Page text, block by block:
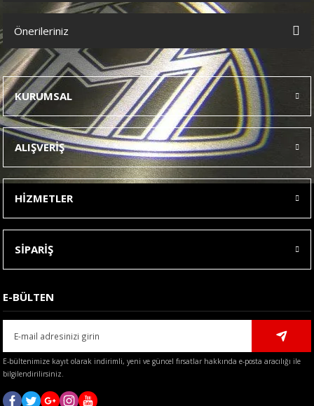
Önerileriniz
Bu ürünün fiyat bilgisi, resim, ürün açıklamalarında ve diğer
konularda yetersiz gördüğünüz noktaları öneri formunu kullanarak
tarafımıza iletebilirsiniz.
Görüş ve önerileriniz için teşekkür ederiz.
Ürün resmi kalitesiz, bozuk veya görüntülenemiyor.
Ürün açıklamasında eksik bilgiler bulunuyor.
Ürün bilgilerinde hatalar bulunuyor.
Ürün fiyatı diğer sitelerden daha pahalı.
Bu ürüne benzer farklı alternatifler olmalı.
Gönder
KURUMSAL
ALIŞVERİŞ
HİZMETLER
SİPARİŞ
E-BÜLTEN
E-bültenimize kayıt olarak indirimli, yeni ve güncel fırsatlar hakkında e-posta aracılığı ile
bilgilendirilirsiniz.